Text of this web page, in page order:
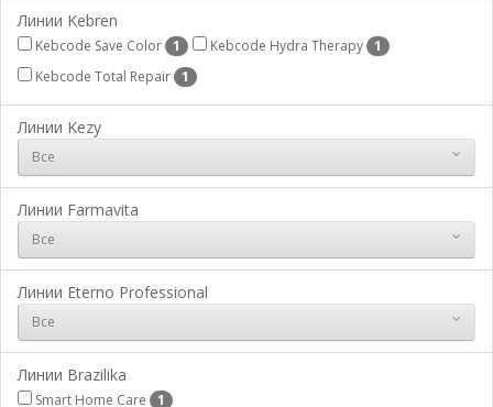
Линии Kebren
Kebcode Save Color 1 Kebcode Hydra Therapy 1
Kebcode Total Repair 1
Линии Kezy
Все
Линии Farmavita
Все
Линии Eterno Professional
Все
Линии Brazilika
Smart Home Care 1